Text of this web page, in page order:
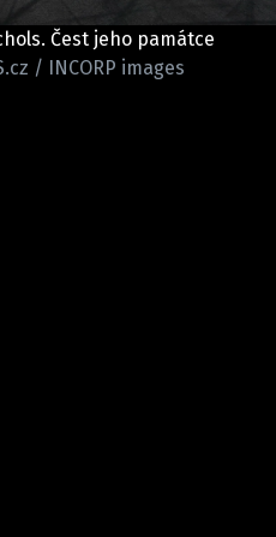
KODEX
Čest jeho památce
/ INCORP images